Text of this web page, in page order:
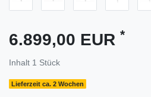
6.899,00 EUR *
Inhalt 1 Stück
Lieferzeit ca. 2 Wochen